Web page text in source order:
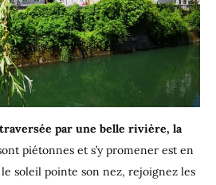
par une belle rivière, la
piétonnes et s’y promener est en
soleil pointe son nez, rejoignez les